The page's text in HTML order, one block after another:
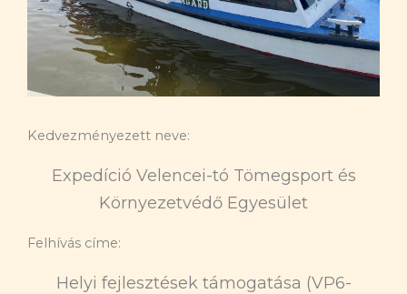
Kedvezményezett neve:
Expedíció Velencei-tó Tömegsport és
Környezetvédő Egyesület
Felhívás címe:
Helyi fejlesztések támogatása (VP6-